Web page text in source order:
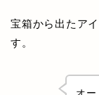
宝箱から出たア
す。